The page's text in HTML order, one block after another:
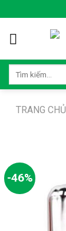
content
Tìm
TRANG CHỦ
-46%